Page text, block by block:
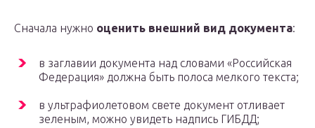
Сначала нужно оценить внешний вид документа:
в заглавии документа над словами «Российская
Федерация» должна быть полоса мелкого текста;
в ультрафиолетовом свете документ отливает
зеленым, можно увидеть надпись ГИБДД;